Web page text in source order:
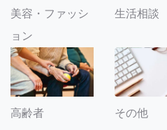
美容・ファッシ
ョン
生活相談
高齢者 その他